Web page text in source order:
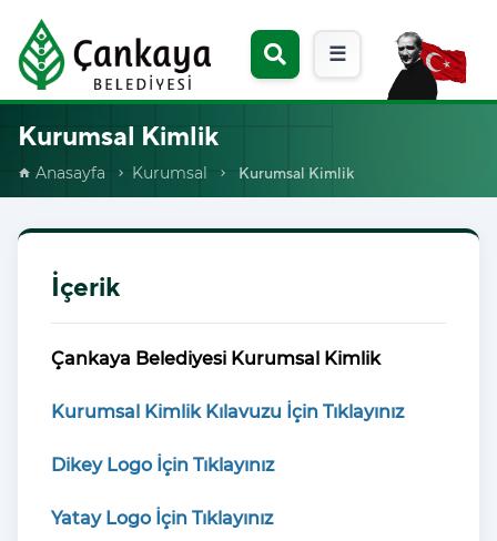
☰
Kurumsal Kimlik
home Anasayfa chevron_right Kurumsal chevron_right Kurumsal Kimlik
İçerik
Çankaya Belediyesi Kurumsal Kimlik
Kurumsal Kimlik Kılavuzu İçin Tıklayınız
Dikey Logo İçin Tıklayınız
Yatay Logo İçin Tıklayınız